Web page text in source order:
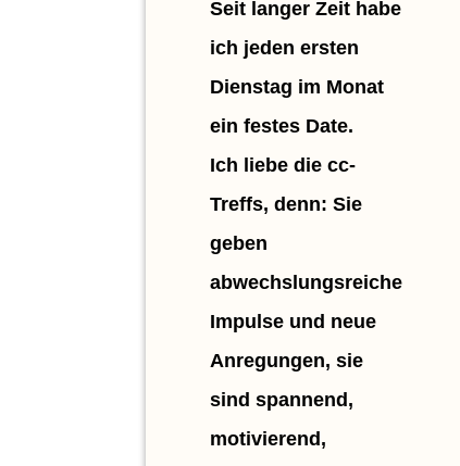
Seit langer Zeit habe
ich jeden ersten
Dienstag im Monat
ein festes Date.
Ich liebe die cc-
Treffs, denn: Sie
geben
abwechslungsreiche
Impulse und neue
Anregungen, sie
sind spannend,
motivierend,